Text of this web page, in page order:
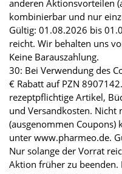
anderen Aktionsvorteilen
kombinierbar und nur
Gültig: 01.08.2026 bis
reicht. Wir behalten uns
Keine Barauszahlung.
30: Bei Verwendung des
€ Rabatt auf PZN
rezeptpflichtige Artikel,
und Versandkosten.
(ausgenommen
unter www.pharmeo.de.
Nur solange der Vorrat
Aktion früher zu beenden.